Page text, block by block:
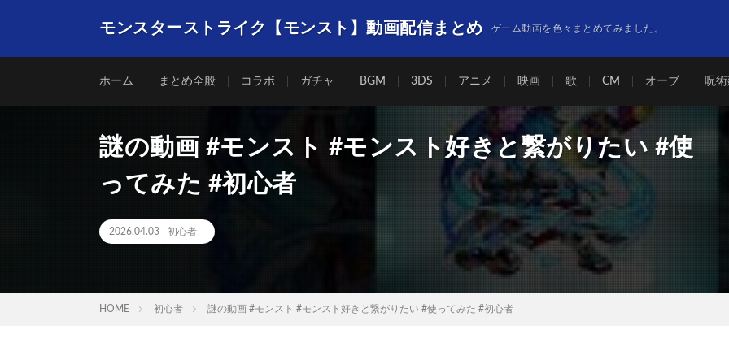
モンスターストライク【モンスト】動画配信まとめ ゲーム動画を色々まとめてみました。
ホーム まとめ全般 コラボ ガチャ BGM 3DS アニメ 映画 歌 CM オーブ 呪
謎の動画 #モンスト #モンスト好きと繋がりたい #使
ってみた #初心者
2026.04.03 初心者
HOME 初心者 謎の動画 #モンスト #モンスト好きと繋がりたい #使ってみた #初心者